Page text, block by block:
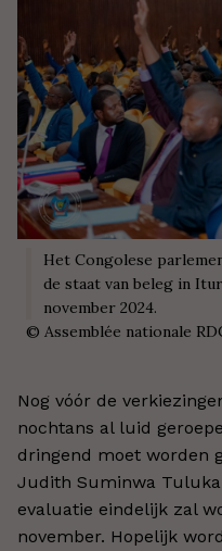
Het Congolese
de staat van beleg in
november 2024.
© Assemblée nationale
Nog vóór de
nochtans al luid
dringend moet worden
Judith Suminwa
evaluatie eindelijk zal
november. Hopelijk